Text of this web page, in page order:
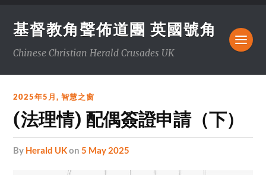
基督教角聲佈道團 英國號角
Chinese Christian Herald Crusades UK
2025年5月,智慧之窗
(法理情) 配偶簽證申請（下）
by Herald UKon5 May 2025